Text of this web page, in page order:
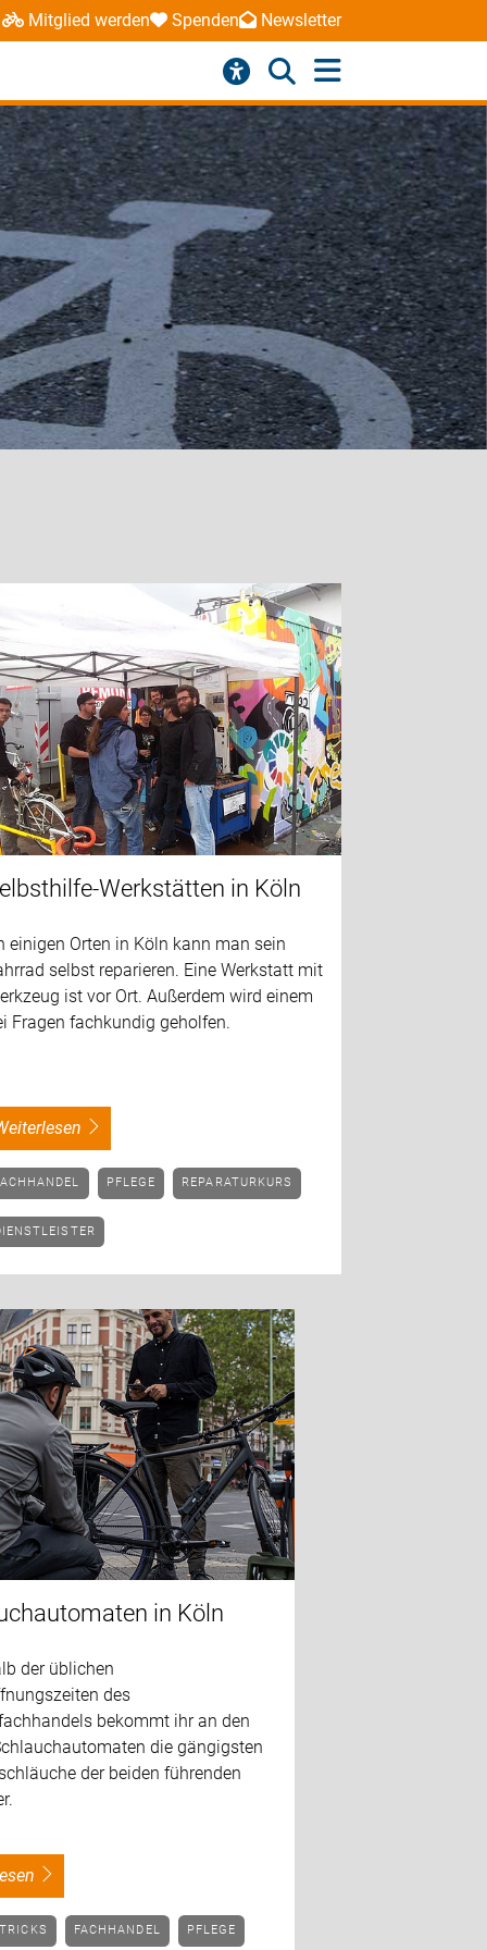
Mitglied werden Spenden Newsletter
Werkstätten in Köln
einigen Orten in Köln kann man sein
selbst reparieren. Eine Werkstatt mit
ist vor Ort. Außerdem wird einem
Fragen fachkundig geholfen.
weiterlesen
FACHHANDEL PFLEGE REPARATURKURS
DIENSTLEISTER
in Köln
der üblichen
des
bekommt ihr an den
die gängigsten
der beiden führenden
FACHHANDEL PFLEGE